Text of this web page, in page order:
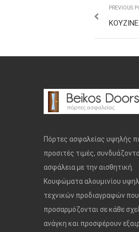
PREVIOUS
Πόρτες ασφαλείας υψηλής
προσιτές τιμές,
ασφάλεια με την αισθητική.
Κουφώματα αλουμινίου
τεχνικών προδιαγραφών που
προσαρμόζονται σε κάθε
ανάγκη και προσφέρουν